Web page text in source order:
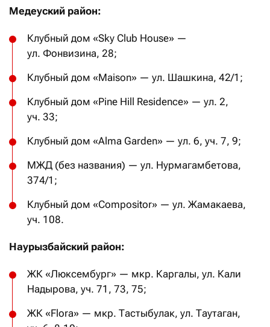
Медеуский район:
Клубный дом «Sky Club House» —
ул. Фонвизина, 28;
Клубный дом «Maison» — ул. Шашкина, 42/1;
Клубный дом «Pine Hill Residence» — ул. 2,
уч. 33;
Клубный дом «Alma Garden» — ул. 6, уч. 7, 9;
МЖД (без названия) — ул. Нурмагамбетова,
374/1;
Клубный дом «Compositor» — ул. Жамакаева,
уч. 108.
Наурызбайский район:
ЖК «Люксембург» — мкр. Каргалы, ул. Кали
Надырова, уч. 71, 73, 75;
ЖК «Flora» — мкр. Тастыбулак, ул. Таутаган,